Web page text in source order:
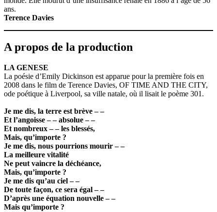
ans.
Terence Davies
A propos de la production
LA GENESE
La poésie d’Emily Dickinson est apparue pour la première fois en
2008 dans le film de Terence Davies, OF TIME AND THE CITY,
ode poétique à Liverpool, sa ville natale, où il lisait le poème 301.
Je me dis, la terre est brève – –
Et l’angoisse – – absolue – –
Et nombreux – – les blessés,
Mais, qu’importe ?
Je me dis, nous pourrions mourir – –
La meilleure vitalité
Ne peut vaincre la déchéance,
Mais, qu’importe ?
Je me dis qu’au ciel – –
De toute façon, ce sera égal – –
D’après une équation nouvelle – –
Mais qu’importe ?